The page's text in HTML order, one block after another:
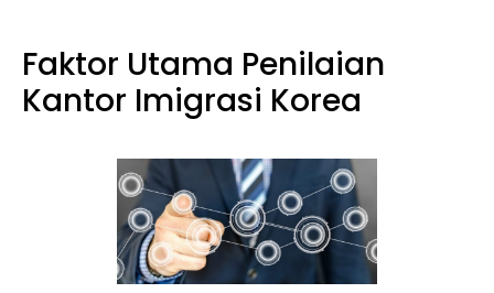
Faktor Utama Penilaian
Kantor Imigrasi Korea